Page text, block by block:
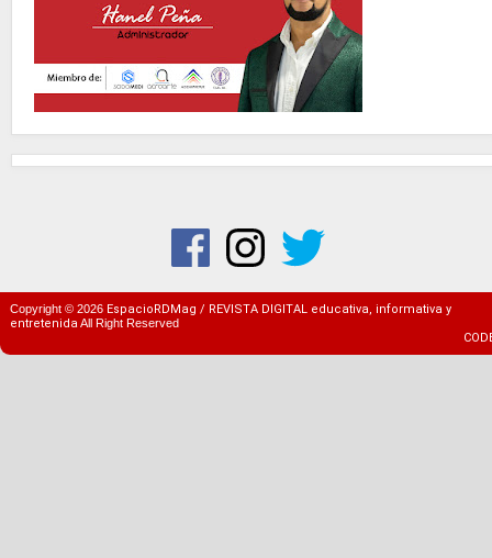
Copyright © 2026 EspacioRDMag / REVISTA DIGITAL educativa, informativa y
entretenidaAll Right Reserved